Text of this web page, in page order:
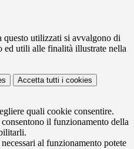
questo utilizzati si avvalgono di
ed utili alle finalità illustrate nella
Accetta tutti i cookies
quali cookie consentire.
il funzionamento della
al funzionamento potete